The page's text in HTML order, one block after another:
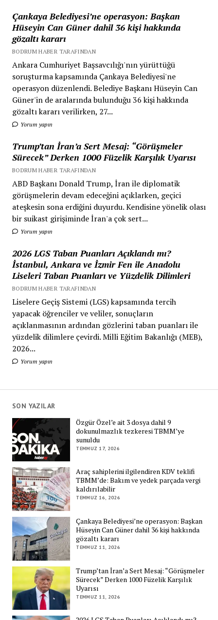
Çankaya Belediyesi’ne operasyon: Başkan
Hüseyin Can Güner dahil 36 kişi hakkında
gözaltı kararı
BODRUM HABER TARAFINDAN
Ankara Cumhuriyet Başsavcılığı'nın yürüttüğü
soruşturma kapsamında Çankaya Belediyesi'ne
operasyon düzenlendi. Belediye Başkanı Hüseyin Can
Güner'in de aralarında bulunduğu 36 kişi hakkında
gözaltı kararı verilirken, 27...
Yorum yapın
Trump’tan İran’a Sert Mesaj: “Görüşmeler
Sürecek” Derken 1000 Füzelik Karşılık Uyarısı
BODRUM HABER TARAFINDAN
ABD Başkanı Donald Trump, İran ile diplomatik
görüşmelerin devam edeceğini açıklarken, geçici
ateşkesin sona erdiğini duyurdu. Kendisine yönelik olası
bir suikast girişiminde İran'a çok sert...
Yorum yapın
2026 LGS Taban Puanları Açıklandı mı?
İstanbul, Ankara ve İzmir Fen ile Anadolu
Liseleri Taban Puanları ve Yüzdelik Dilimleri
BODRUM HABER TARAFINDAN
Liselere Geçiş Sistemi (LGS) kapsamında tercih
yapacak öğrenciler ve veliler, sonuçların
açıklanmasının ardından gözlerini taban puanları ile
yüzdelik dilimlere çevirdi. Milli Eğitim Bakanlığı (MEB),
2026...
Yorum yapın
SON YAZILAR
Özgür Özel’e ait 3 dosya dahil 9
dokunulmazlık tezkeresi TBMM’ye
sunuldu
TEMMUZ 17, 2026
Araç sahiplerini ilgilendiren KDV teklifi
TBMM’de: Bakım ve yedek parçada vergi
kaldırılabilir
TEMMUZ 16, 2026
Çankaya Belediyesi’ne operasyon: Başkan
Hüseyin Can Güner dahil 36 kişi hakkında
gözaltı kararı
TEMMUZ 11, 2026
Trump’tan İran’a Sert Mesaj: “Görüşmeler
Sürecek” Derken 1000 Füzelik Karşılık
Uyarısı
TEMMUZ 11, 2026